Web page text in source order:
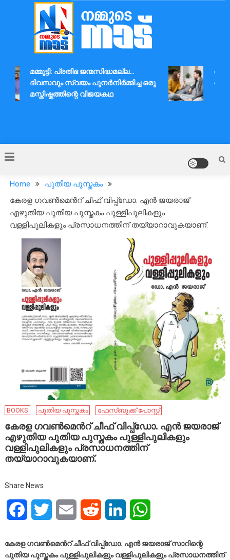
Nammude Naadu
മമ്മൂട്ടി: പ്രതിഭ ജന്മസിദ്ധമല്ല…
ദിവസവും സ്വയം പുനർനിർമ്മിച്ച ഒരു
മസ്തിഷ്കത്തിന്റെ വിജയകഥ
Home
പുതിയ പുസ്തകം
കേരള ഗവൺമെൻറ് ചീഫ് വിപ്പ്ഡോ. എൻ ജയരാജ്
എഴുതിയ പുതിയ പുസ്തകം പുള്ളിപുലികളും
വള്ളിപുലികളും പ്രസാധനത്തിന് തയ്യാറാവുകയാണ്.
BOOKS പുതിയ പുസ്തകം ഫേ​സ്ബു​ക്ക് പോ​സ്റ്റ്
കേരള ഗവൺമെൻറ് ചീഫ് വിപ്പ്ഡോ. എൻ ജയരാജ്
എഴുതിയ പുതിയ പുസ്തകം പുള്ളിപുലികളും
വള്ളിപുലികളും പ്രസാധനത്തിന്
തയ്യാറാവുകയാണ്.
Share News
FacebookTwitter Email Reddit LinkedIn
കേരള ഗവൺമെൻറ് ചീഫ് വിപ്പ്ഡോ. എൻ ജയരാജ് സാറിന്റെ
പുതിയ പുസ്തകം പുള്ളിപുലികളും വള്ളിപുലികളും പ്രസാധനത്തിന്